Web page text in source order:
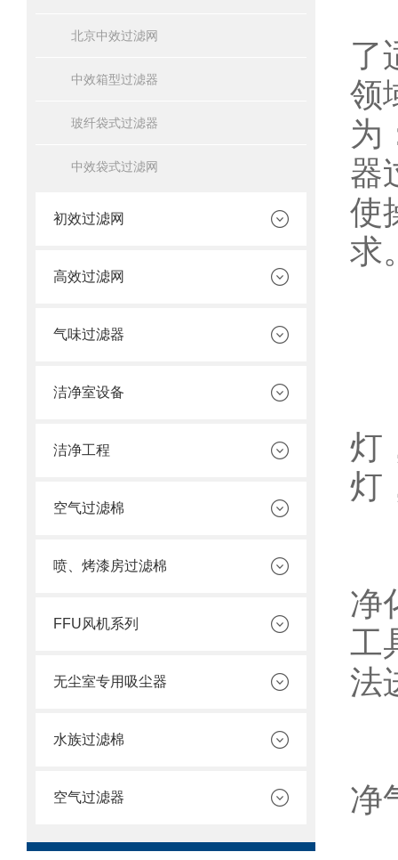
北京中效过滤网
中效箱型过滤器
玻纤袋式过滤器
中效袋式过滤网
初效过滤网
高效过滤网
气味过滤器
洁净室设备
洁净工程
空气过滤棉
喷、烤漆房过滤棉
FFU风机系列
无尘室专用吸尘器
水族过滤棉
空气过滤器
了
领
为
器
使
求
灯
灯
净
工
法
净